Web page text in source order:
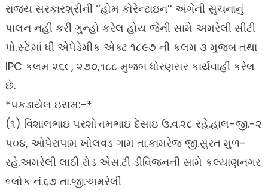
રાજ્ય સરકારશ્રીની ‘‘હોમ કોરેન્ટાઇન’’ અંગેની સુચનાનું
પાલન નહી કરી ગુન્હો કરેલ હોય જેની સામે અમરેલી સીટી
પો.સ્ટે.માં ધી એપેડેમીક એક્ટ ૧૮૯૭ ની કલમ ૩ મુજબ તથા
IPC કલમ ૨૬૯, ૨૭૦,૧૮૮ મુજબ ધોરણસર કાર્યવાહી કરેલ
છે.
*પકડાયેલ ઇસમ:-*
(૧) વિશાલભાઇ પરશોત્તમભાઇ દેસાઇ ઉ.વ.૨૮ રહે.હાલ-જી.-૨
૫૦૪, ઓપેરાપામ ખોલવડ ગામ તા.કામરેજ જી.સુરત મુળ-
રહે.અમરેલી લાઠી રોડ એસ.ટી ડીવિજનની સામે કલ્યાણનગર
બ્લોક નં.૬૭ તા.જી.અમરેલી